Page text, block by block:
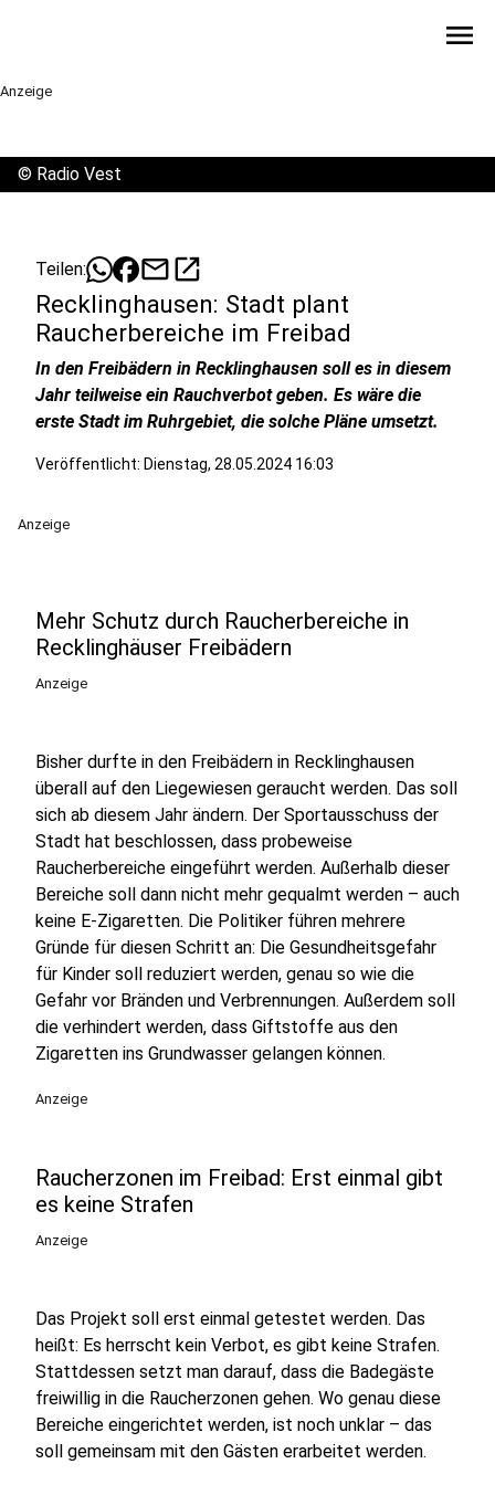
menu
Anzeige
© Radio Vest
Teilen: mailopen_in_new
Recklinghausen: Stadt plant
Raucherbereiche im Freibad
In den Freibädern in Recklinghausen soll es in diesem
Jahr teilweise ein Rauchverbot geben. Es wäre die
erste Stadt im Ruhrgebiet, die solche Pläne umsetzt.
Veröffentlicht: Dienstag, 28.05.2024 16:03
Anzeige
Mehr Schutz durch Raucherbereiche in
Recklinghäuser Freibädern
Anzeige
Bisher durfte in den Freibädern in Recklinghausen
überall auf den Liegewiesen geraucht werden. Das soll
sich ab diesem Jahr ändern. Der Sportausschuss der
Stadt hat beschlossen, dass probeweise
Raucherbereiche eingeführt werden. Außerhalb dieser
Bereiche soll dann nicht mehr gequalmt werden – auch
keine E-Zigaretten. Die Politiker führen mehrere
Gründe für diesen Schritt an: Die Gesundheitsgefahr
für Kinder soll reduziert werden, genau so wie die
Gefahr vor Bränden und Verbrennungen. Außerdem soll
die verhindert werden, dass Giftstoffe aus den
Zigaretten ins Grundwasser gelangen können.
Anzeige
Raucherzonen im Freibad: Erst einmal gibt
es keine Strafen
Anzeige
Das Projekt soll erst einmal getestet werden. Das
heißt: Es herrscht kein Verbot, es gibt keine Strafen.
Stattdessen setzt man darauf, dass die Badegäste
freiwillig in die Raucherzonen gehen. Wo genau diese
Bereiche eingerichtet werden, ist noch unklar – das
soll gemeinsam mit den Gästen erarbeitet werden.